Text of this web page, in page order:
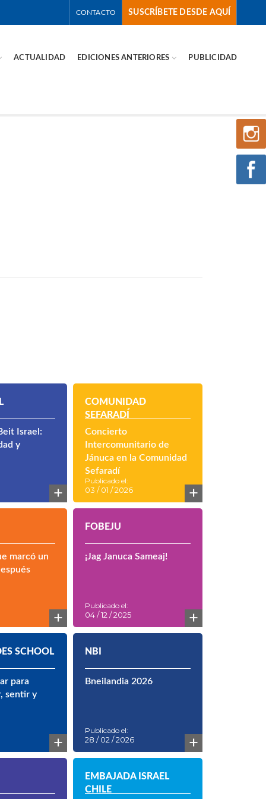
CONTACTO SUSCRÍBETE DESDE AQUÍ
ACTUALIDAD EDICIONES ANTERIORES PUBLICIDAD
Israel:
y
+
COMUNIDAD
SEFARADÍ
Concierto
Intercomunitario de
Jánuca en la Comunidad
Sefaradí
Publicado el:
03 / 01 / 2026 +
marcó un
+
FOBEJU
¡Jag Januca Sameaj!
Publicado el:
04 / 12 / 2025 +
SCHOOL
para
sentir y
+
NBI
Bneilandia 2026
Publicado el:
28 / 02 / 2026 +
EMBAJADA ISRAEL
CHILE